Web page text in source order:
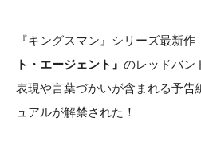
『キングスマン』シリーズ最新作
ト・エージェント』 のレッドバン
表現や言葉づかいが含まれる予告
ュアルが解禁された！